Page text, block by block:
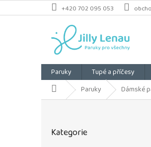
Přejít
na
+420 702 095 053
Paruky Tupé a příčesy
Domů Paruky Dámské
P
kategorie
Kategorie